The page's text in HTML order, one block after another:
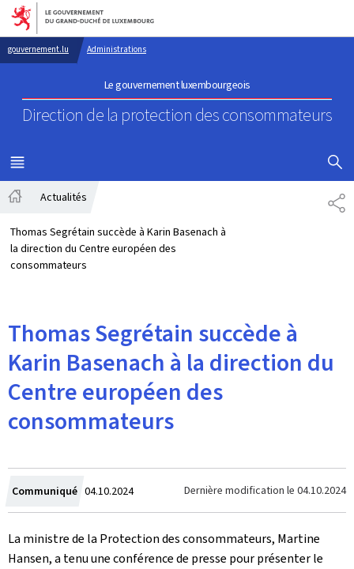
Aller au menu principal
Aller au contenu
gouvernement.lu Administrations
Le gouvernement luxembourgeois
Direction de la protection des consommateurs
MENU
PRINCIPAL
Actualités
Thomas Segrétain succède à Karin Basenach à
la direction du Centre européen des
consommateurs
Thomas Segrétain succède à
Karin Basenach à la direction du
Centre européen des
consommateurs
Communiqué Crée
le
04.10.2024 Dernière modification le 04.10.2024
La ministre de la Protection des consommateurs, Martine
Hansen, a tenu une conférence de presse pour présenter le